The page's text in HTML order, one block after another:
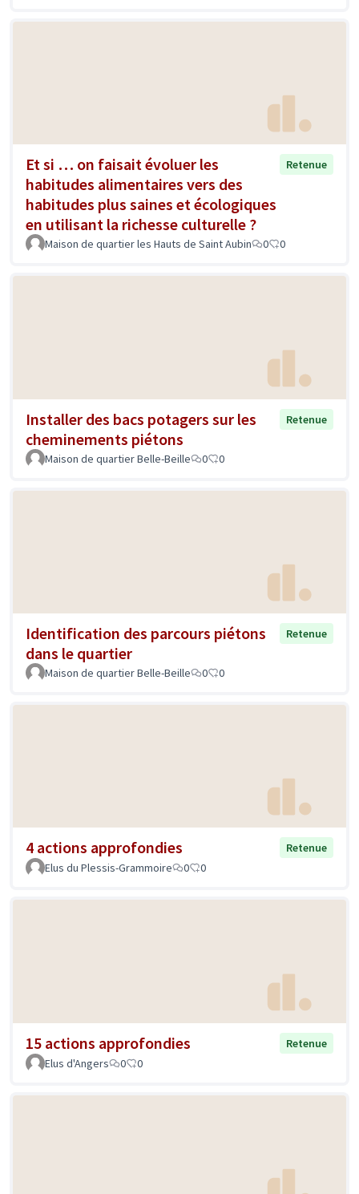
Et si … on faisait évoluer les
habitudes alimentaires vers des
habitudes plus saines et écologiques
en utilisant la richesse culturelle ?
Retenue
Maison de quartier les Hauts de Saint Aubin 0 0
Installer des bacs potagers sur les
cheminements piétons
Retenue
Maison de quartier Belle-Beille 0 0
Identification des parcours piétons
dans le quartier
Retenue
Maison de quartier Belle-Beille 0 0
4 actions approfondies
Retenue
Elus du Plessis-Grammoire
0 0
15 actions approfondies
Retenue
Elus d'Angers
0 0